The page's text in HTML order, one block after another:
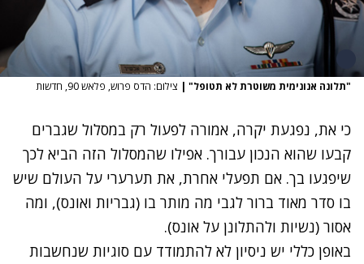
"תלונה אנונימית משוטרת לא תטופל" | צילום: הדס פרוש, פלאש 90, חדשות
כי את, נפגעת יקרה, אמורה לפעול רק במסלול שגברים
קבעו שהוא הנכון עבורך. אפילו שהמסלול הזה הביא לכך
שיפגעו בך. אם תפעלי אחרת, את תערערי על העולם שיש
בו סדר מאוד ברור לגבי מה מותר בו (גבריות ואונס), ומה
אסור (נשיות ולהתלונן על אונס).
באופן כללי יש ניסיון לא להתמודד עם סוגיות שנחשבות